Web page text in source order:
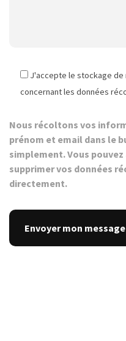
J'accepte le stockage
concernant les données
Nous récoltons vos
prénom et email dans le
simplement. Vous
supprimer vos données
directement.